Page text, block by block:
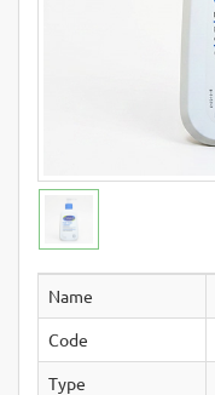
Name
Code
Type